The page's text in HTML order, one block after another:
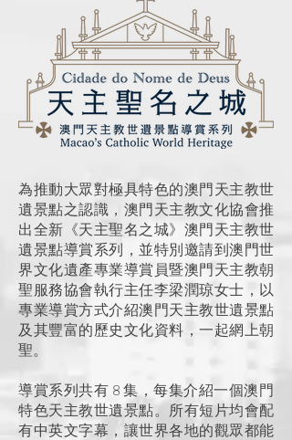
為推動大眾對極具特色的澳門天主教世
遺景點之認識，澳門天主教文化協會推
出全新《天主聖名之城》澳門天主教世
遺景點導賞系列，並特別邀請到澳門世
界文化遺產專業導賞員暨澳門天主教朝
聖服務協會執行主任李梁潤琼女士，以
專業導賞方式介紹澳門天主教世遺景點
及其豐富的歷史文化資料，一起網上朝
聖。
導賞系列共有 8 集，每集介紹一個澳門
特色天主教世遺景點。所有短片均會配
有中英文字幕，讓世界各地的觀眾都能